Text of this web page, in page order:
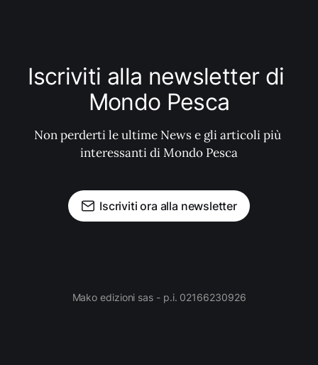
Iscriviti alla newsletter di
Mondo Pesca
Non perderti le ultime News e gli articoli più
interessanti di Mondo Pesca
Iscriviti ora alla newsletter
Mako edizioni sas - p.i. 02166230926